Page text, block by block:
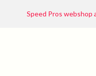
Speed Pros webshop